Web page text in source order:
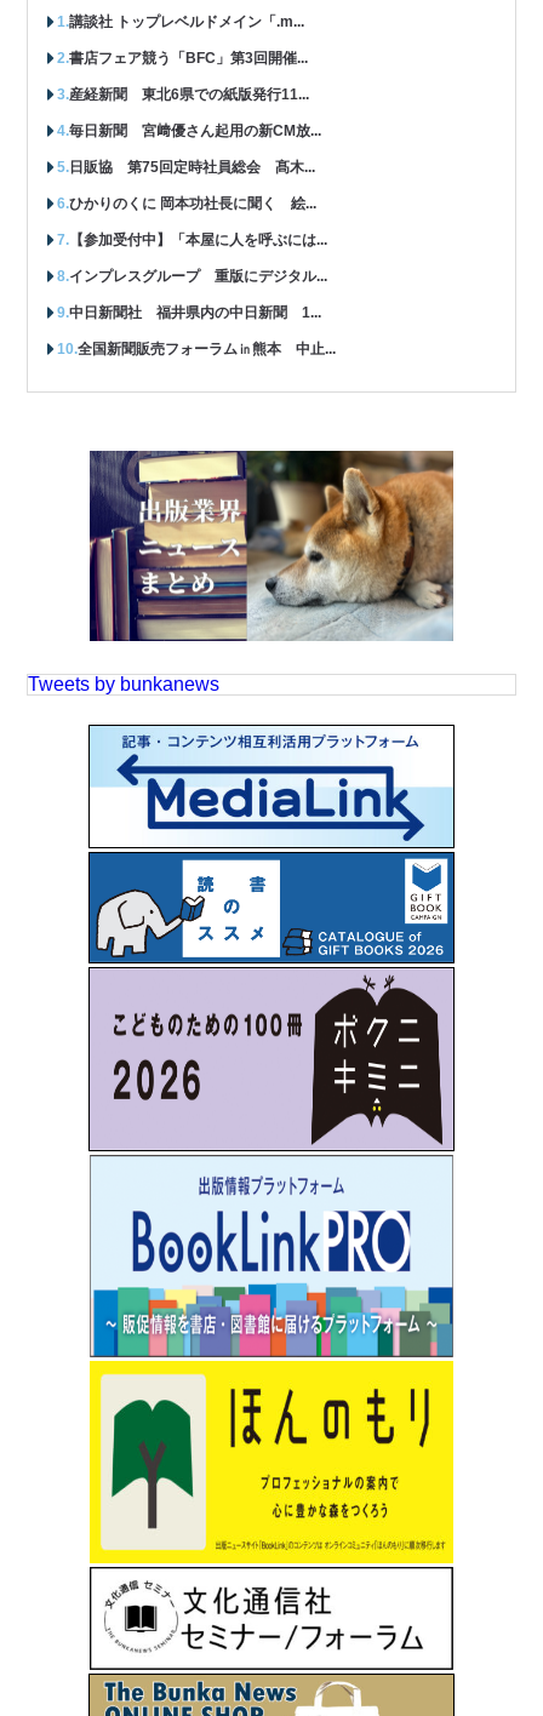
講談社 トップレベルドメイン「.m...
書店フェア競う「BFC」第3回開催...
産経新聞 東北6県での紙版発行11...
毎日新聞 宮﨑優さん起用の新CM放...
日販協 第75回定時社員総会 髙木...
ひかりのくに 岡本功社長に聞く 絵...
【参加受付中】「本屋に人を呼ぶには...
インプレスグループ 重版にデジタル...
中日新聞社 福井県内の中日新聞 1...
全国新聞販売フォーラム㏌熊本 中止...
Tweets by bunkanews